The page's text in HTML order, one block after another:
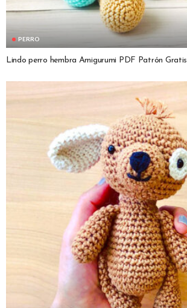
PERRO
Lindo perro hembra Amigurumi PDF Patrón Gratis